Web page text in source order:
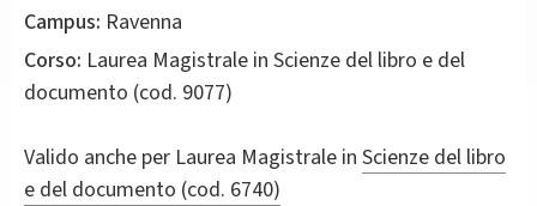
Campus: Ravenna
Corso: Laurea Magistrale in Scienze del libro e del
documento (cod. 9077)
Valido anche per Laurea Magistrale in Scienze del libro
e del documento (cod. 6740)